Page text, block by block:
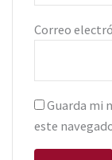
Correo
Guarda mi
este